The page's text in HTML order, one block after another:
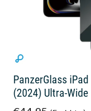
PanzerGlass
(2024) Ultra-